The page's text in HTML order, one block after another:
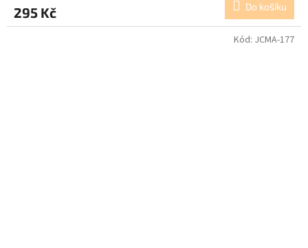
295 Kč Do košíku
Kód: JCMA-177